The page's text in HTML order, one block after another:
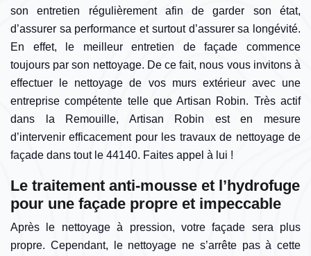
son entretien régulièrement afin de garder son état,
d’assurer sa performance et surtout d’assurer sa longévité.
En effet, le meilleur entretien de façade commence
toujours par son nettoyage. De ce fait, nous vous invitons à
effectuer le nettoyage de vos murs extérieur avec une
entreprise compétente telle que Artisan Robin. Très actif
dans la Remouille, Artisan Robin est en mesure
d’intervenir efficacement pour les travaux de nettoyage de
façade dans tout le 44140. Faites appel à lui !
Le traitement anti-mousse et l’hydrofuge
pour une façade propre et impeccable
Après le nettoyage à pression, votre façade sera plus
propre. Cependant, le nettoyage ne s’arrête pas à cette